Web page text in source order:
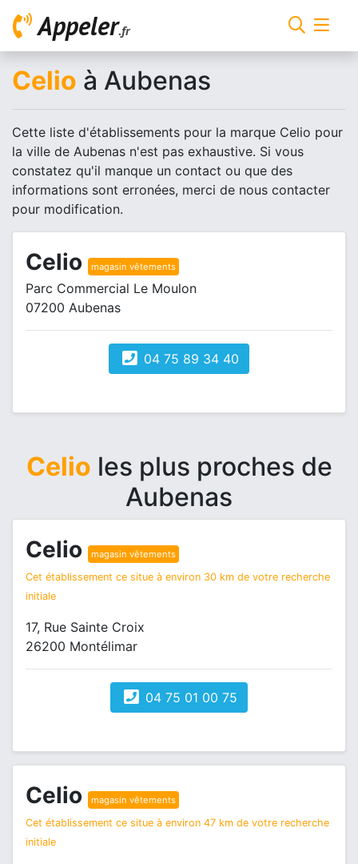
Appeler.fr
Celio à Aubenas
Cette liste d'établissements pour la marque Celio pour
la ville de Aubenas n'est pas exhaustive. Si vous
constatez qu'il manque un contact ou que des
informations sont erronées, merci de nous contacter
pour modification.
Celio magasin vêtements
Parc Commercial Le Moulon
07200 Aubenas
04 75 89 34 40
Celio les plus proches de
Aubenas
Celio magasin vêtements
Cet établissement ce situe à environ 30 km de votre recherche
initiale
17, Rue Sainte Croix
26200 Montélimar
04 75 01 00 75
Celio magasin vêtements
Cet établissement ce situe à environ 47 km de votre recherche
initiale